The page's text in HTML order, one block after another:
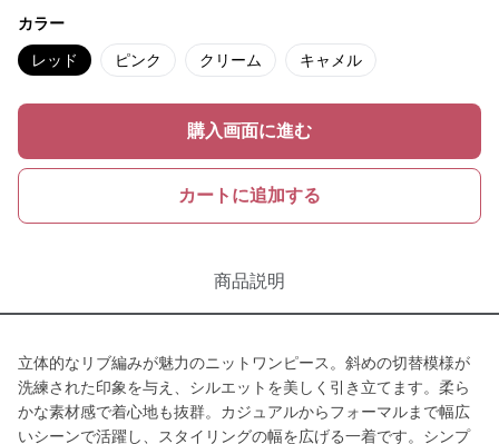
カラー
レッド ピンク クリーム キャメル
購入画面に進む
カートに追加する
商品説明
立体的なリブ編みが魅力のニットワンピース。斜めの切替模様が
洗練された印象を与え、シルエットを美しく引き立てます。柔ら
かな素材感で着心地も抜群。カジュアルからフォーマルまで幅広
いシーンで活躍し、スタイリングの幅を広げる一着です。シンプ